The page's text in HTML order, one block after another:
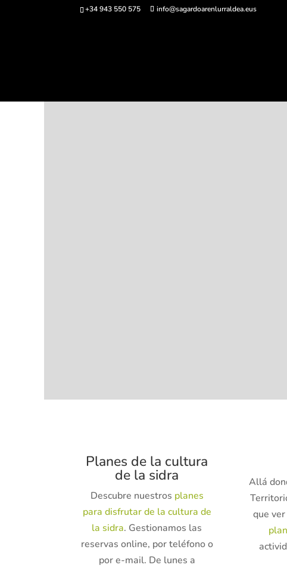
+34 943 550 575 info@sagardoarenlurraldea.eus
Planes de la cultura
de la sidra
Descubre nuestros planes
para disfrutar de la cultura de
la sidra. Gestionamos las
reservas online, por teléfono o
por e-mail. De lunes a
Allá
que